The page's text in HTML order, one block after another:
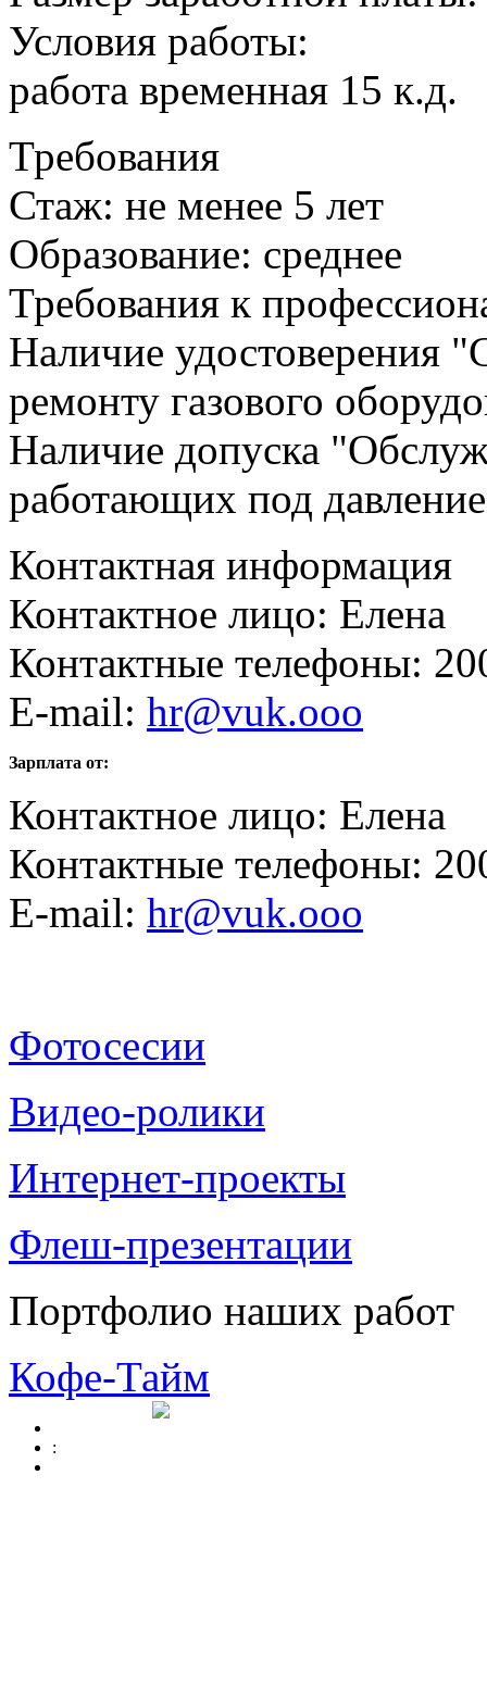
Условия работы:
работа временная 15 к.д.
Требования
Стаж: не менее 5 лет
Образование: среднее
Требования к
Наличие удостоверения
ремонту газового
Наличие допуска
работающих под
Контактная информация
Контактное лицо: Елена
Контактные телефоны:
E-mail: hr@vuk.ooo
Зарплата от:
Контактное лицо: Елена
Контактные телефоны:
E-mail: hr@vuk.ooo
Фотосесии
Видео-ролики
Интернет-проекты
Флеш-презентации
Портфолио наших работ
Кофе-Тайм
: